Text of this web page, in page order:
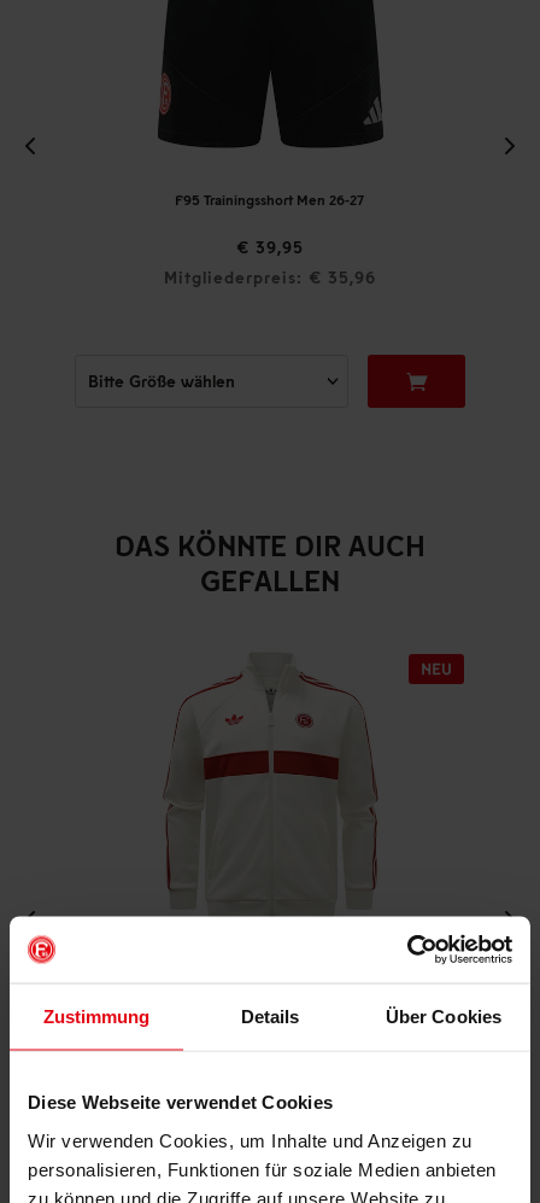
Zustimmung Details Über Cookies
Diese Webseite verwendet Cookies
Wir verwenden Cookies, um Inhalte und Anzeigen zu
personalisieren, Funktionen für soziale Medien anbieten
zu können und die Zugriffe auf unsere Website zu
F95 Trainingsshort Men 26-27
€ 39,95
Mitgliederpreis: € 35,96
DAS KÖNNTE DIR AUCH
GEFALLEN
€ 99,95
Mitgliederpreis: € 89,96